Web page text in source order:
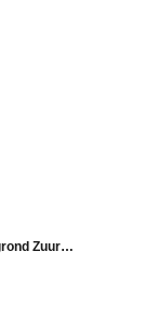
Culvita Aanplantgrond Zuurminnende planten Bio 40 liter